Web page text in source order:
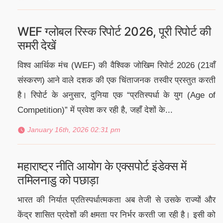
WEF ग्लोबल रिस्क रिपोर्ट 2026, पूरी रिपोर्ट की
समरी देखें
विश्व आर्थिक मंच (WEF) की वैश्विक जोखिम रिपोर्ट 2026 (21वाँ
संस्करण) आने वाले दशक की एक चिंताजनक तस्वीर प्रस्तुत करती
है। रिपोर्ट के अनुसार, दुनिया एक “प्रतिस्पर्धा के युग (Age of
Competition)” में प्रवेश कर रही है, जहाँ देशों के...
January 16th, 2026 02:31 pm
महाराष्ट्र नीति आयोग के एक्सपोर्ट इंडेक्स में
तमिलनाडु को पछाड़ा
भारत की निर्यात प्रतिस्पर्धात्मकता अब तेजी से उसके राज्यों और
केंद्र शासित प्रदेशों की क्षमता पर निर्भर करती जा रही है। इसी को